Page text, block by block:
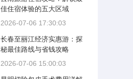
佳住宿体验的五大区域
2026-07-06 17:30:03
长春至丽江经济实惠游：探
秘最佳路线与省钱攻略
2026-07-06 15:00:03